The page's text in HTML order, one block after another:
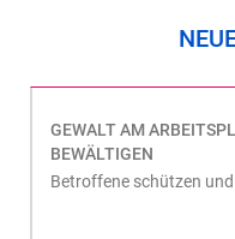
GEWALT AM
BEWÄLTIGEN
Betroffene schützen